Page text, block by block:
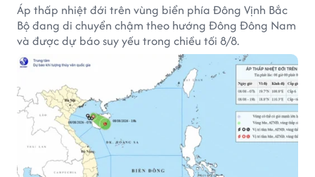
Áp thấp nhiệt đới trên vùng biển phía Đông Vịnh Bắc
Bộ đang di chuyển chậm theo hướng Đông Đông Nam
và được dự báo suy yếu trong chiều tối 8/8.